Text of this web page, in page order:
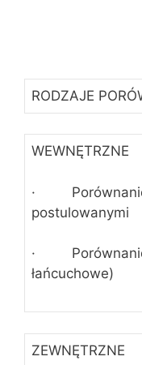
RODZAJE
WEWNĘTRZNE
· Porównanie
postulowanymi
· Porównanie
łańcuchowe)
ZEWNĘTRZNE